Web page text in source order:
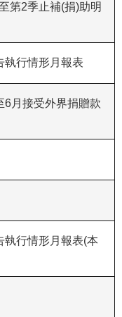
第2季止補(捐)助明
執行情形月報表
6月接受外界捐贈款
執行情形月報表(本